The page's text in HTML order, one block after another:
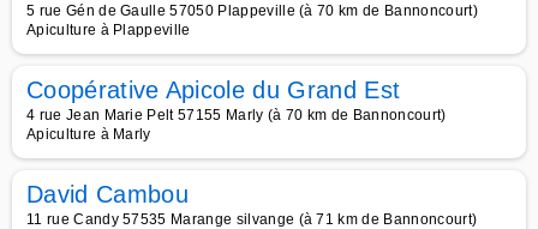
5 rue Gén de Gaulle 57050 Plappeville (à 70 km de Bannoncourt)
Apiculture à Plappeville
Coopérative Apicole du Grand Est
4 rue Jean Marie Pelt 57155 Marly (à 70 km de Bannoncourt)
Apiculture à Marly
David Cambou
11 rue Candy 57535 Marange silvange (à 71 km de Bannoncourt)